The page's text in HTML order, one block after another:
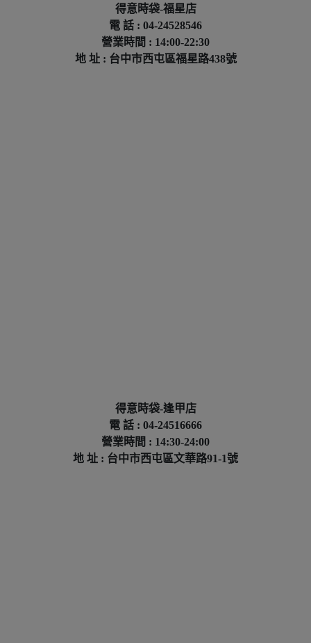
得意時袋-福星店
電 話 : 04-24528546
營業時間 : 14:00-22:30
地 址 : 台中市西屯區福星路438號
得意時袋-逢甲店
電 話 : 04-24516666
營業時間 : 14:30-24:00
地 址 : 台中市西屯區文華路91-1號